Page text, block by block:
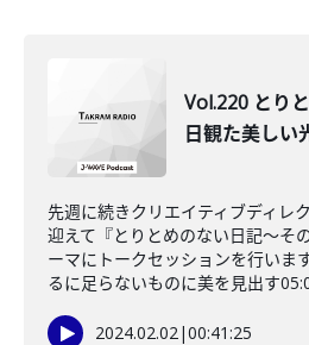
Vol.220 とり
日観た美しい
先週に続きクリエイティブディレ
迎えて『とりとめのない日記〜そ
ーマにトークセッションを行い
るに足らないものに美を見出す
2024.02.02|00:41:25